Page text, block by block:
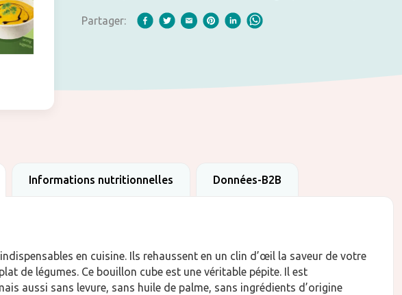
Partager:
Informations nutritionnelles Données-B2B
en cuisine. Ils rehaussent en un clin d’œil la saveur de votre
de légumes. Ce bouillon cube est une véritable pépite. Il est
aussi sans levure, sans huile de palme, sans ingrédients d’origine